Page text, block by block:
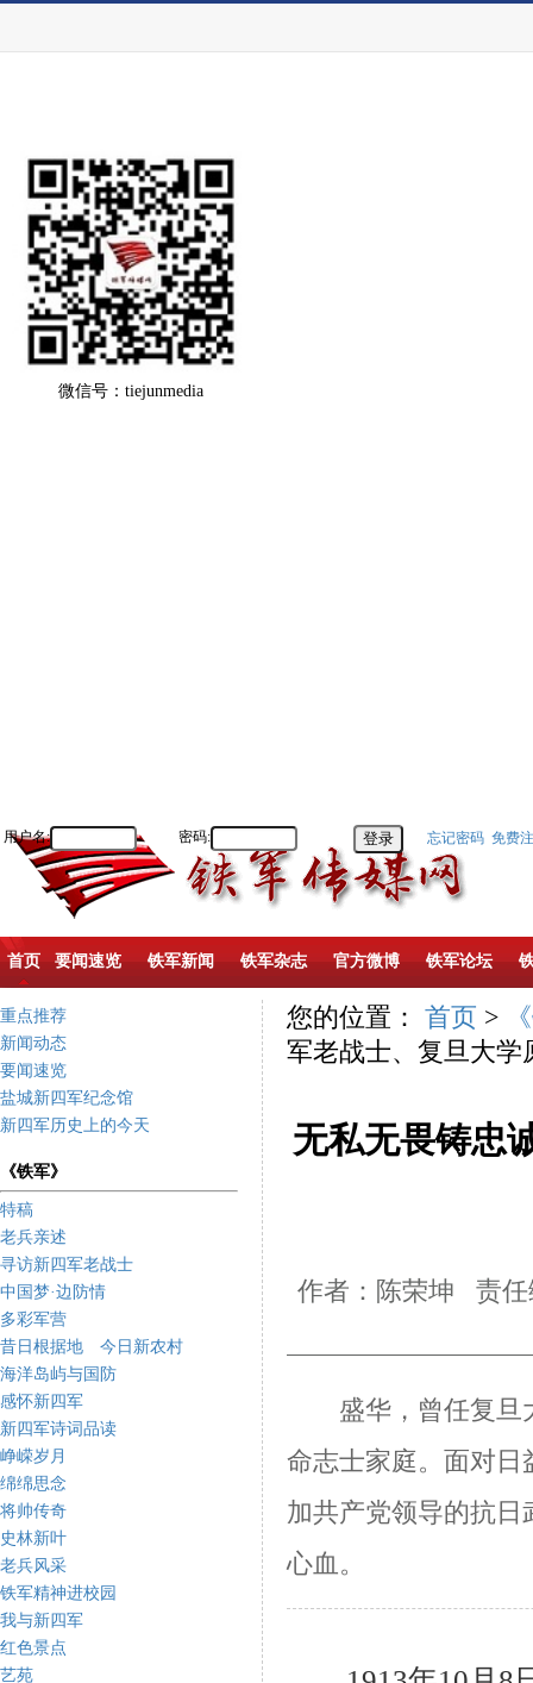
微信号：tiejunmedia
用户名: 密码: 忘记密码 免费
首页 要闻速览 铁军新闻 铁军杂志 官方微博 铁军论坛
重点推荐
新闻动态
要闻速览
盐城新四军纪念馆
新四军历史上的今天
《铁军》
特稿
老兵亲述
寻访新四军老战士
中国梦·边防情
多彩军营
昔日根据地 今日新农村
海洋岛屿与国防
感怀新四军
新四军诗词品读
峥嵘岁月
绵绵思念
将帅传奇
史林新叶
老兵风采
铁军精神进校园
我与新四军
红色景点
艺苑
您的位置： 首页 >
军老战士、复旦大学
无私无畏铸忠
作者：陈荣坤 责任
盛华， 曾任复旦
命志士家庭。 面对日
加共产党领导的抗
心血。